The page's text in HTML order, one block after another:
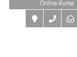
Online-Kurse